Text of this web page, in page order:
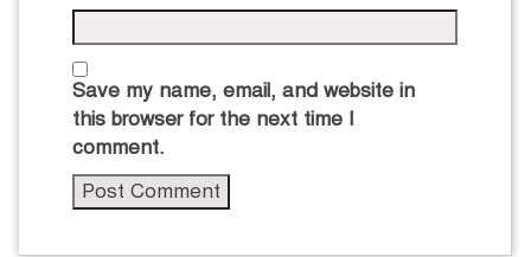
Save my name, email, and website in
this browser for the next time I
comment.